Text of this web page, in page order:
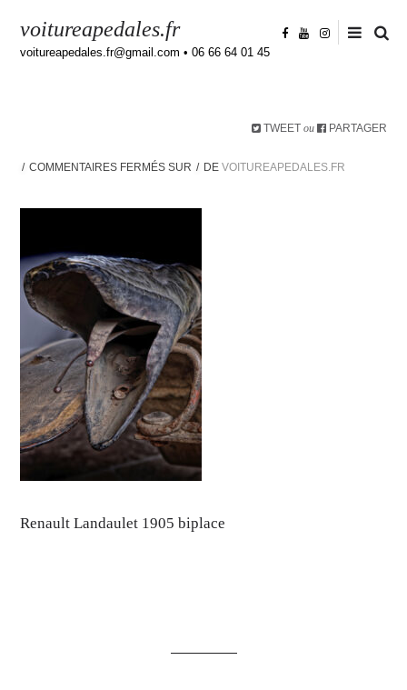
voitureapedales.fr
voitureapedales.fr@gmail.com • 06 66 64 01 45
TWEET ou PARTAGER
COMMENTAIRES FERMÉS SUR DEVOITUREAPEDALES.FR
Renault Landaulet 1905 biplace